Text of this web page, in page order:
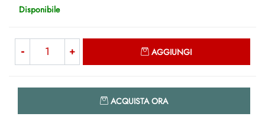
Disponibile
AGGIUNGI
ACQUISTA ORA